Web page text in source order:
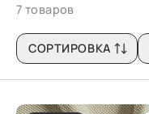
7 товаров
СОРТИРОВКА